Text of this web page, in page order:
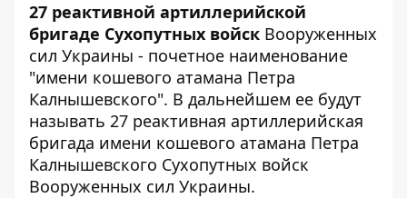
27 реактивной артиллерийской
бригаде Сухопутных войск Вооруженных
сил Украины - почетное наименование
"имени кошевого атамана Петра
Калнышевского". В дальнейшем ее будут
называть 27 реактивная артиллерийская
бригада имени кошевого атамана Петра
Калнышевского Сухопутных войск
Вооруженных сил Украины.